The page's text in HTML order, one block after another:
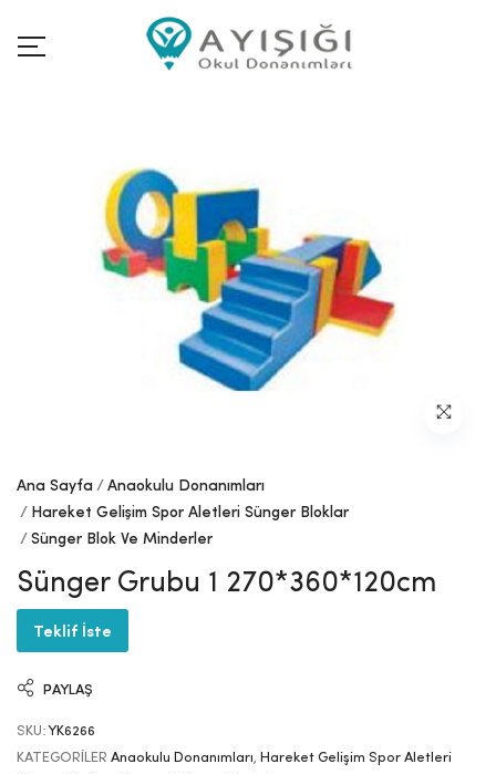
Ana Sayfa
Anaokulu Donanımları
Hareket Gelişim Spor Aletleri Sünger Bloklar
Sünger Blok Ve Minderler
Sünger Grubu 1 270*360*120cm
Teklif İste
PAYLAŞ
SKU: YK6266
KATEGORILER Anaokulu Donanımları, Hareket Gelişim Spor Aletleri